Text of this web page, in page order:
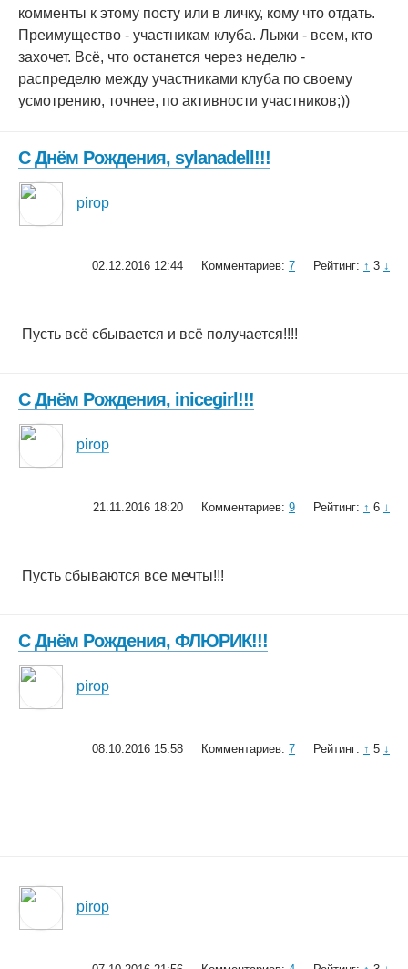
комменты к этому посту или в личку, кому что отдать.
Преимущество - участникам клуба. Лыжи - всем, кто
захочет. Всё, что останется через неделю -
распределю между участниками клуба по своему
усмотрению, точнее, по активности участников;))
С Днём Рождения, sylanadell!!!
pirop
02.12.2016 12:44 Комментариев: 7 Рейтинг: ↑ 3 ↓
Пусть всё сбывается и всё получается!!!!
С Днём Рождения, inicegirl!!!
pirop
21.11.2016 18:20 Комментариев: 9 Рейтинг: ↑ 6 ↓
Пусть сбываются все мечты!!!
С Днём Рождения, ФЛЮРИК!!!
pirop
08.10.2016 15:58 Комментариев: 7 Рейтинг: ↑ 5 ↓
pirop